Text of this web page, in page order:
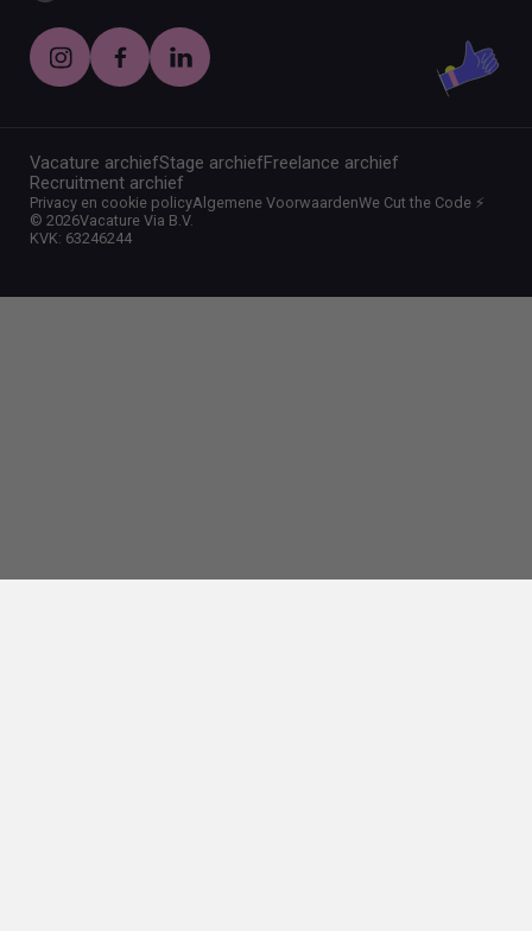
Vacature archiefStage archiefFreelance archief
Recruitment archief
©2026Vacature Via B.V.
KVK: 63246244
Privacy en cookie policyAlgemene VoorwaardenWe Cut the Code ⚡️